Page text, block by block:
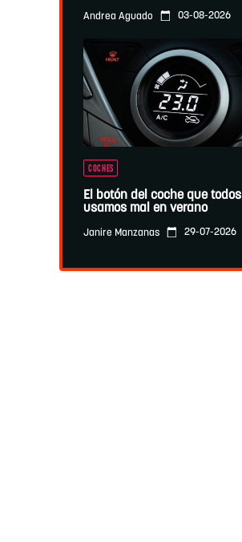
Andrea Aguado 03-08-2026
COCHES
El botón del coche que todos
usamos mal en verano
Janire Manzanas 29-07-2026